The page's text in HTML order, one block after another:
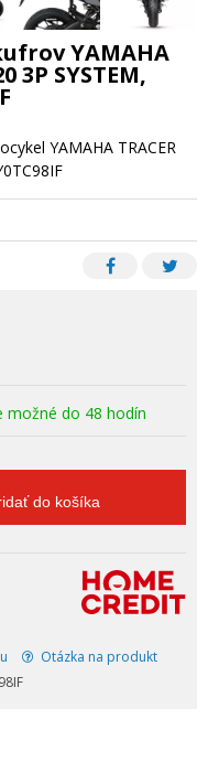
možné do 48 hodín
do košíka
Otázka na produkt
YAMAHA
3P SYSTEM,
YAMAHA TRACER